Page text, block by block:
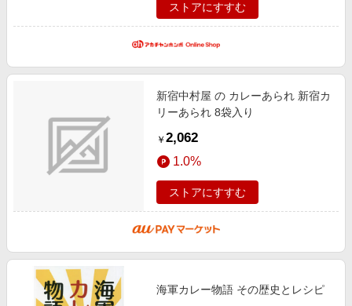
ストアにすすむ
新宿中村屋 の カレーあられ 新宿カ
リーあられ 8袋入り
￥ 2,062
1.0%
ストアにすすむ
海軍カレー物語 その歴史とレシピ